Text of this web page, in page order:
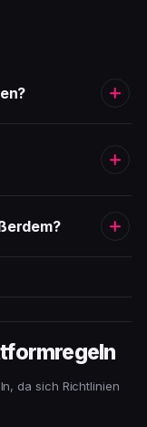
da sich Richtlinien